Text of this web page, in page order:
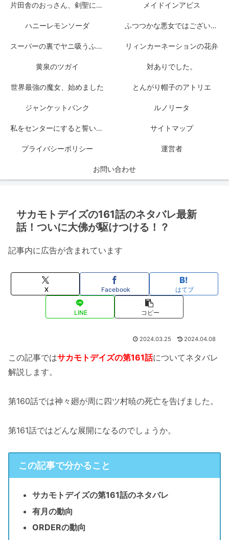
片田舎のおっさん、剣聖になる メイドインアビス
ハニーレモンソーダ ふつつかな悪女ではございますが
スーパーの裏でヤニ吸うふたり リィンカーネーションの花弁
黄泉のツガイ 対ありでした。
世界最強の魔女、始めました とんがり帽子のアトリエ
ジャンケットバンク ルノリータ
私をセンターにすると誓いますか？ サイトマップ
プライバシーポリシー 運営者
お問い合わせ
サカモトデイズの161話のネタバレ最新
話！ついに大佛が駆けつける！？
記事内に広告が含まれています
X Facebook はてブ
LINE コピー
2024.03.25 2024.04.08
この記事ではサカモトデイズの第161話についてネタバレ
解説します。
第160話では神々廻が周に四ツ村暁の死亡を告げました。
第161話ではどんな展開になるのでしょうか。
この記事で分かること
サカモトデイズの第161話のネタバレ
有月の動向
ORDERの動向